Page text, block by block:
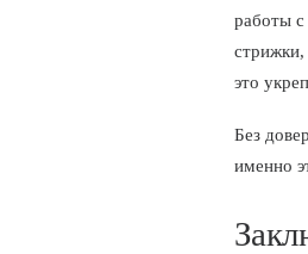
работы с
стрижки,
это
Без
именно